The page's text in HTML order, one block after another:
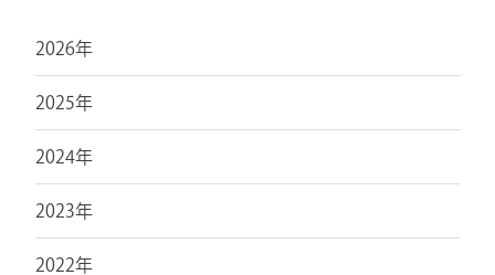
2026年
2025年
2024年
2023年
2022年